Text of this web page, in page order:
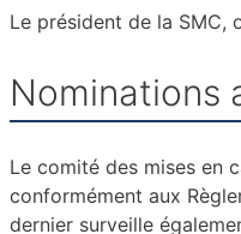
Le président de la SMC,
Nominations
Le comité des mises en
conformément aux
dernier surveille